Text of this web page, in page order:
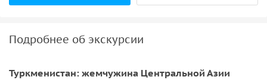
Подробнее об экскурсии
Туркменистан: жемчужина Центральной Азии